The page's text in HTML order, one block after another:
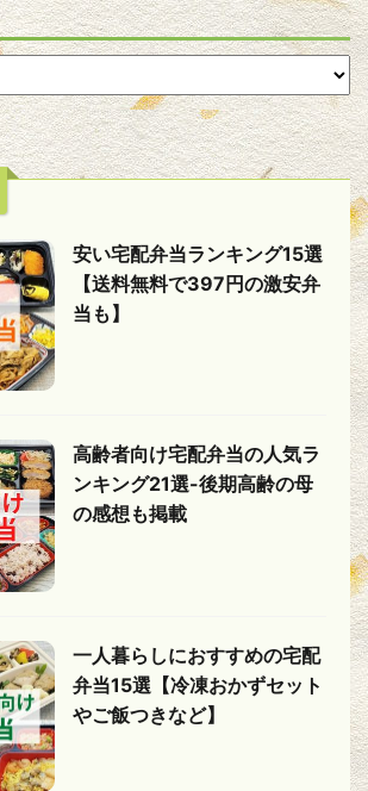
安い宅配弁当ランキング15選
【送料無料で397円の激安弁
当も】
高齢者向け宅配弁当の人気ラ
ンキング21選-後期高齢の母
の感想も掲載
一人暮らしにおすすめの宅配
弁当15選【冷凍おかずセット
やご飯つきなど】